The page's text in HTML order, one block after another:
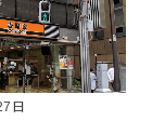
日